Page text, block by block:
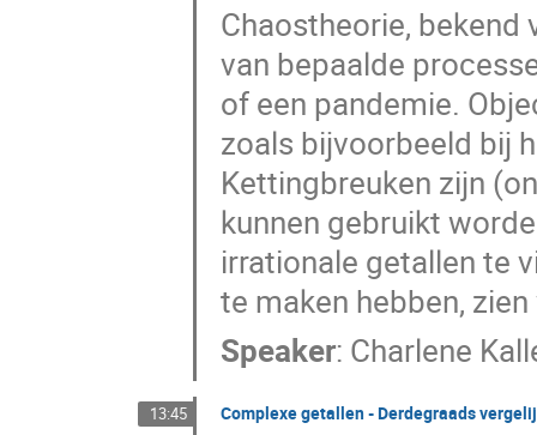
Chaostheorie,
van bepaalde
of een pandemie.
zoals bijvoorbeeld bij
Kettingbreuken zijn
kunnen gebruikt
irrationale getallen te
te maken hebben,
Speaker: Charlene
13:45 Complexe getallen - Derdegraads